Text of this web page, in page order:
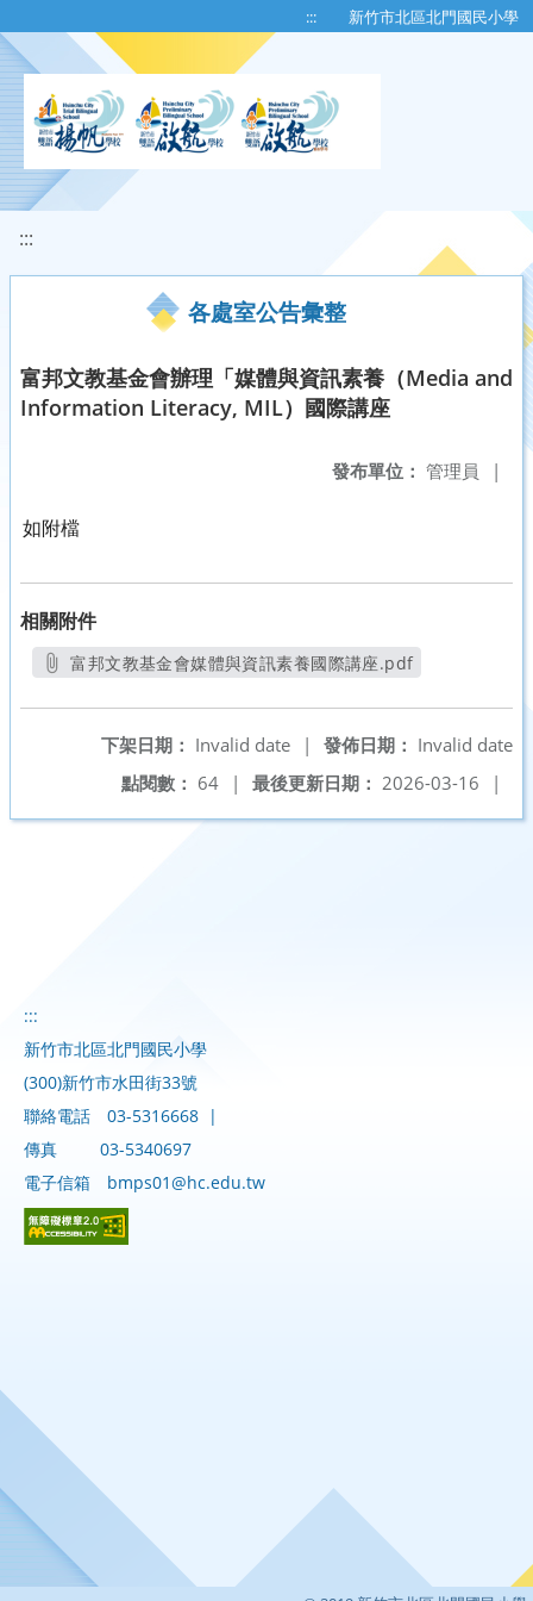
::: 新竹市北區北門國民小學
:::
各處室公告彙整
富邦文教基金會辦理「媒體與資訊素養（Media and
Information Literacy, MIL）國際講座
發布單位： 管理員 |
如附檔
相關附件
富邦文教基金會媒體與資訊素養國際講座.pdf
發佈日期： Invalid date
下架日期： Invalid date
|
最後更新日期： 2026-03-16 |
點閱數： 64 |
:::
新竹市北區北門國民小學
(300)新竹市水田街33號
聯絡電話
03-5316668 |
傳真
03-5340697
電子信箱
bmps01@hc.edu.tw